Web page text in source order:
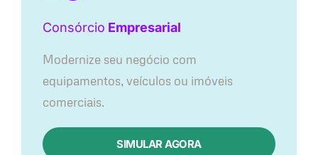
Consórcio Empresarial
Modernize seu negócio com
equipamentos, veículos ou imóveis
comerciais.
SIMULAR AGORA